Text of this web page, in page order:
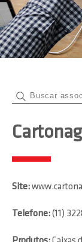
Site:
Telefone:(11)